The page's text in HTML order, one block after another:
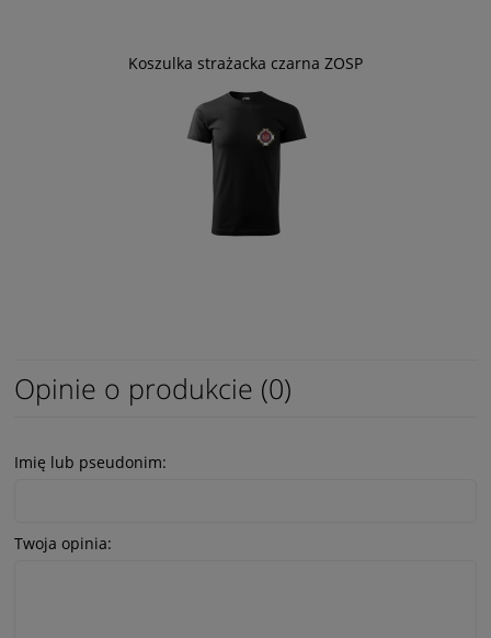
Koszulka strażacka czarna ZOSP
Opinie o produkcie (0)
Imię lub pseudonim:
Twoja opinia: